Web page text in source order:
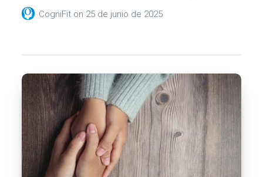
CogniFit on 25 de junio de 2025